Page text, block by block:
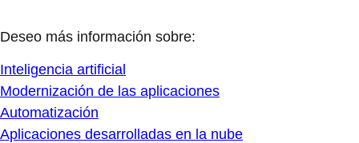
Deseo más información sobre:
Inteligencia artificial
Modernización de las aplicaciones
Automatización
Aplicaciones desarrolladas en la nube